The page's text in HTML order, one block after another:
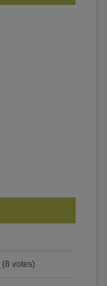
(8 votes)